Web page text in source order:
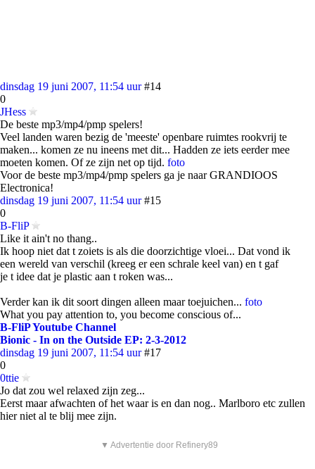
dinsdag 19 juni 2007, 11:54 uur #14
0
JHess
De beste mp3/mp4/pmp spelers!
Veel landen waren bezig de 'meeste' openbare ruimtes rookvrij te
maken... komen ze nu ineens met dit... Hadden ze iets eerder mee
moeten komen. Of ze zijn net op tijd. foto
Voor de beste mp3/mp4/pmp spelers ga je naar GRANDIOOS
Electronica!
dinsdag 19 juni 2007, 11:54 uur #15
0
B-FliP
Like it ain't no thang..
Ik hoop niet dat t zoiets is als die doorzichtige vloei... Dat vond ik
een wereld van verschil (kreeg er een schrale keel van) en t gaf
je t idee dat je plastic aan t roken was...
Verder kan ik dit soort dingen alleen maar toejuichen... foto
What you pay attention to, you become conscious of...
B-FliP Youtube Channel
Bionic - In on the Outside EP: 2-3-2012
dinsdag 19 juni 2007, 11:54 uur #17
0
0ttie
Jo dat zou wel relaxed zijn zeg...
Eerst maar afwachten of het waar is en dan nog.. Marlboro etc zullen
hier niet al te blij mee zijn.
▼ Advertentie door Refinery89